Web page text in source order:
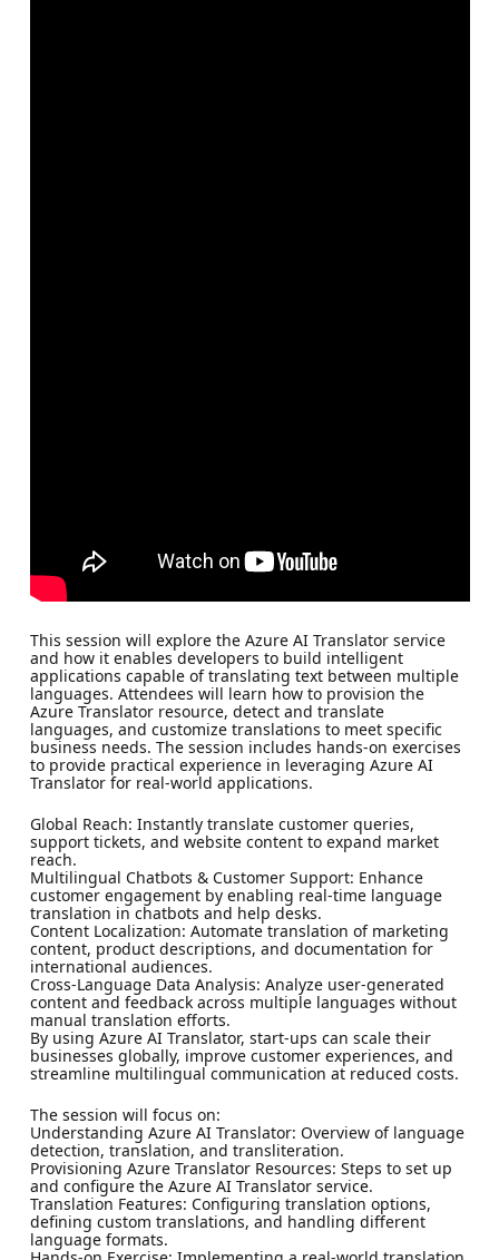
This session will explore the Azure AI Translator service
and how it enables developers to build intelligent
applications capable of translating text between multiple
languages. Attendees will learn how to provision the
Azure Translator resource, detect and translate
languages, and customize translations to meet specific
business needs. The session includes hands-on exercises
to provide practical experience in leveraging Azure AI
Translator for real-world applications.
Global Reach: Instantly translate customer queries,
support tickets, and website content to expand market
reach.
Multilingual Chatbots & Customer Support: Enhance
customer engagement by enabling real-time language
translation in chatbots and help desks.
Content Localization: Automate translation of marketing
content, product descriptions, and documentation for
international audiences.
Cross-Language Data Analysis: Analyze user-generated
content and feedback across multiple languages without
manual translation efforts.
By using Azure AI Translator, start-ups can scale their
businesses globally, improve customer experiences, and
streamline multilingual communication at reduced costs.
The session will focus on:
Understanding Azure AI Translator: Overview of language
detection, translation, and transliteration.
Provisioning Azure Translator Resources: Steps to set up
and configure the Azure AI Translator service.
Translation Features: Configuring translation options,
defining custom translations, and handling different
language formats.